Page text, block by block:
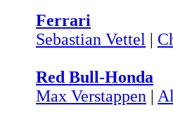
Ferrari
Sebastian Vettel |
Red Bull-Honda
Max Verstappen |